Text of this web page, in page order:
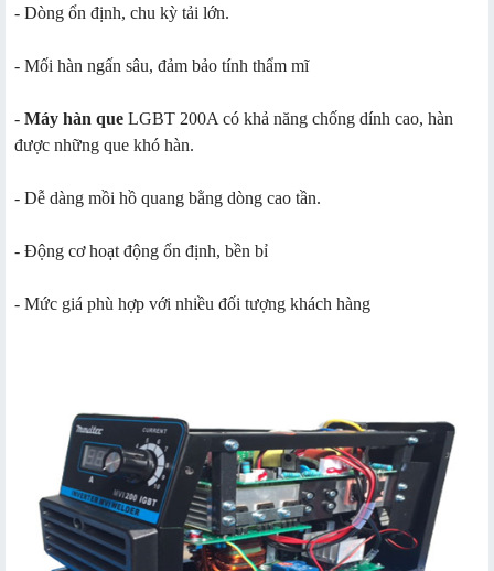
- Dòng ổn định, chu kỳ tải lớn.
- Mối hàn ngấn sâu, đảm bảo tính thẩm mĩ
- Máy hàn que LGBT 200A có khả năng chống dính cao, hàn
được những que khó hàn.
- Dễ dàng mồi hồ quang bằng dòng cao tần.
- Động cơ hoạt động ổn định, bền bỉ
- Mức giá phù hợp với nhiều đối tượng khách hàng